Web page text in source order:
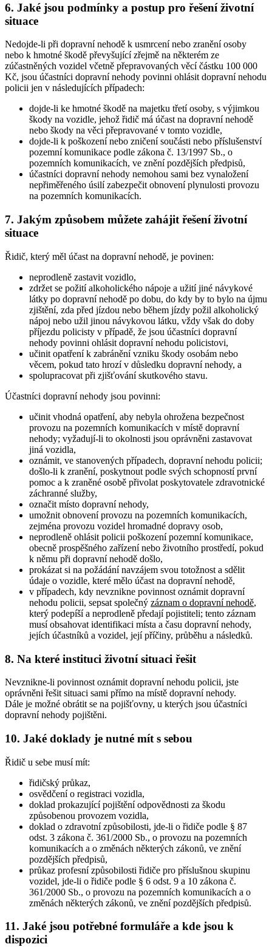
6. Jaké jsou podmínky a postup pro řešení životní
situace
Nedojde-li při dopravní nehodě k usmrcení nebo zranění osoby
nebo k hmotné škodě převyšující zřejmě na některém ze
zúčastněných vozidel včetně přepravovaných věcí částku 100 000
Kč, jsou účastníci dopravní nehody povinni ohlásit dopravní nehodu
policii jen v následujících případech:
dojde-li ke hmotné škodě na majetku třetí osoby, s výjimkou
škody na vozidle, jehož řidič má účast na dopravní nehodě
nebo škody na věci přepravované v tomto vozidle,
dojde-li k poškození nebo zničení součásti nebo příslušenství
pozemní komunikace podle zákona č. 13/1997 Sb., o
pozemních komunikacích, ve znění pozdějších předpisů,
účastníci dopravní nehody nemohou sami bez vynaložení
nepřiměřeného úsilí zabezpečit obnovení plynulosti provozu
na pozemních komunikacích.
7. Jakým způsobem můžete zahájit řešení životní
situace
Řidič, který měl účast na dopravní nehodě, je povinen:
neprodleně zastavit vozidlo,
zdržet se požití alkoholického nápoje a užití jiné návykové
látky po dopravní nehodě po dobu, do kdy by to bylo na újmu
zjištění, zda před jízdou nebo během jízdy požil alkoholický
nápoj nebo užil jinou návykovou látku, vždy však do doby
příjezdu policisty v případě, že jsou účastníci dopravní
nehody povinni ohlásit dopravní nehodu policistovi,
učinit opatření k zabránění vzniku škody osobám nebo
věcem, pokud tato hrozí v důsledku dopravní nehody, a
spolupracovat při zjišťování skutkového stavu.
Účastníci dopravní nehody jsou povinni:
učinit vhodná opatření, aby nebyla ohrožena bezpečnost
provozu na pozemních komunikacích v místě dopravní
nehody; vyžadují-li to okolnosti jsou oprávněni zastavovat
jiná vozidla,
oznámit, ve stanovených případech, dopravní nehodu policii;
došlo-li k zranění, poskytnout podle svých schopností první
pomoc a k zraněné osobě přivolat poskytovatele zdravotnické
záchranné služby,
označit místo dopravní nehody,
umožnit obnovení provozu na pozemních komunikacích,
zejména provozu vozidel hromadné dopravy osob,
neprodleně ohlásit policii poškození pozemní komunikace,
obecně prospěšného zařízení nebo životního prostředí, pokud
k němu při dopravní nehodě došlo,
prokázat si na požádání navzájem svou totožnost a sdělit
údaje o vozidle, které mělo účast na dopravní nehodě,
v případech, kdy nevznikne povinnost oznámit dopravní
nehodu policii, sepsat společný záznam o dopravní nehodě,
který podepíší a neprodleně předají pojistiteli; tento záznam
musí obsahovat identifikaci místa a času dopravní nehody,
jejích účastníků a vozidel, její příčiny, průběhu a následků.
8. Na které instituci životní situaci řešit
Nevznikne-li povinnost oznámit dopravní nehodu policii, jste
oprávněni řešit situaci sami přímo na místě dopravní nehody.
Dále je možné obrátit se na pojišťovny, u kterých jsou účastníci
dopravní nehody pojištěni.
10. Jaké doklady je nutné mít s sebou
Řidič u sebe musí mít:
řidičský průkaz,
osvědčení o registraci vozidla,
doklad prokazující pojištění odpovědnosti za škodu
způsobenou provozem vozidla,
doklad o zdravotní způsobilosti, jde-li o řidiče podle § 87
odst. 3 zákona č. 361/2000 Sb., o provozu na pozemních
komunikacích a o změnách některých zákonů, ve znění
pozdějších předpisů,
průkaz profesní způsobilosti řidiče pro příslušnou skupinu
vozidel, jde-li o řidiče podle § 6 odst. 9 a 10 zákona č.
361/2000 Sb., o provozu na pozemních komunikacích a o
změnách některých zákonů, ve znění pozdějších předpisů.
11. Jaké jsou potřebné formuláře a kde jsou k
dispozici